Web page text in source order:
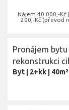
Nájem 40 000,-Kč
200,-Kč (převod
Pronájem
rekonstrukci
Byt 2+kk 40m²